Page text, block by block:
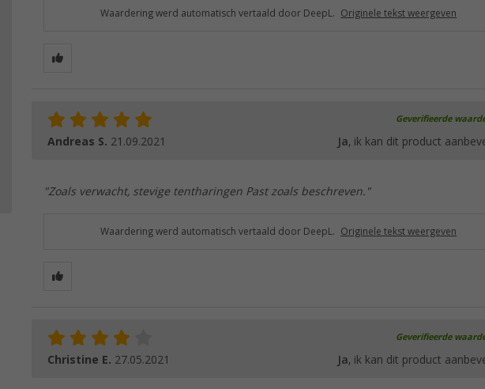
Waardering werd automatisch vertaald door DeepL. Originele tekst weergeven
Geverifieerde
Andreas S. 21.09.2021 Ja, ik kan dit product
"Zoals verwacht, stevige tentharingen Past zoals beschreven."
Waardering werd automatisch vertaald door DeepL. Originele tekst weergeven
Geverifieerde
Christine E. 27.05.2021 Ja, ik kan dit product